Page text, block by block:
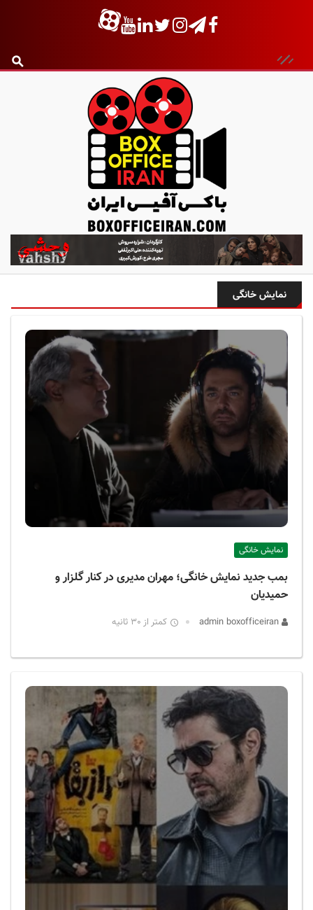
ب
ا
ک
آ
س
ا
ی
ر
ن
نمایش خانگی
نمایش خانگی
بمب جدید نمایش خانگی؛ مهران مدیری در کنار گلزار و
حمیدیان
کمتر از 30 ثانیه